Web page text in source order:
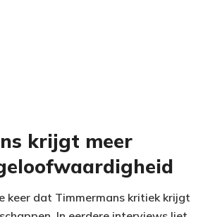
krijgt meer
keer dat Timmermans kritiek krijgt